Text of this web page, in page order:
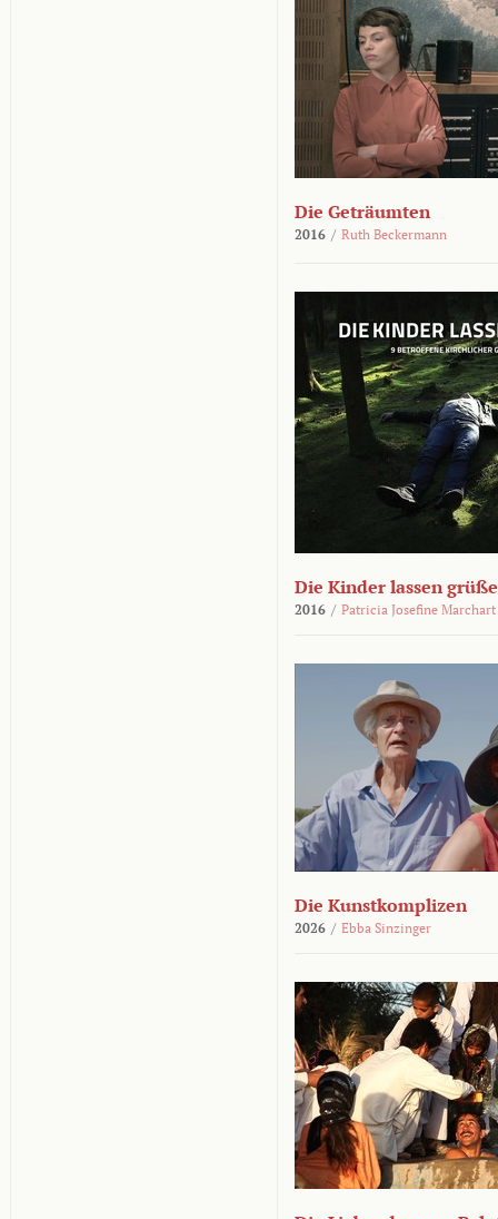
Die Geträumten
2016 / Ruth Beckermann
Die Kinder lassen
2016 / Patricia Josefine Marchart
Die Kunstkomplizen
2026 / Ebba Sinzinger